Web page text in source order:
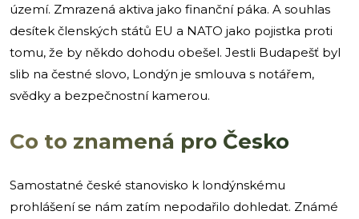
území. Zmrazená aktiva jako finanční páka. A souhlas
desítek členských států EU a NATO jako pojistka proti
tomu, že by někdo dohodu obešel. Jestli Budapešť byl
slib na čestné slovo, Londýn je smlouva s notářem,
svědky a bezpečnostní kamerou.
Co to znamená pro Česko
Samostatné české stanovisko k londýnskému
prohlášení se nám zatím nepodařilo dohledat. Známé